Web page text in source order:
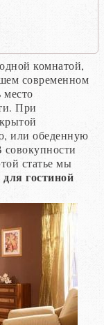
комнатой,
современном
место
При
или обеденную
статье мы
гостиной